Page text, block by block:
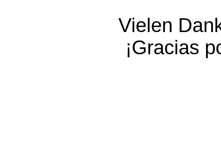
Vielen
¡Gracias